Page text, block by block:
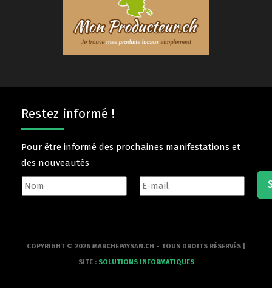
Restez informé !
Pour être informé des prochaines manifestations et
des nouveautés
COPYRIGHT © 2026 MARCHEPAYSAN.CH - TOUS DROITS RÉSERVÉS |
SITE : SOLUTIONS INFORMATIQUES